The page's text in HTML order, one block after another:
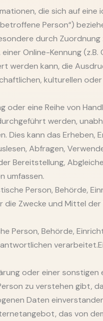
die sich auf
Person“)
durch Zuordnung
Online-Kennung
werden kann, die
kulturellen
oder eine Reihe von
werden,
kann das Erheben,
Abfragen,
Bereitstellung,
umfassen.
Person, Behörde,
die Zwecke und Mittel
Person, Behörde,
oder einer sonstigen
zu verstehen gibt,
Daten
das von